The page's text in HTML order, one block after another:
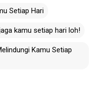
Setiap Hari
kamu setiap hari loh!
Kamu Setiap